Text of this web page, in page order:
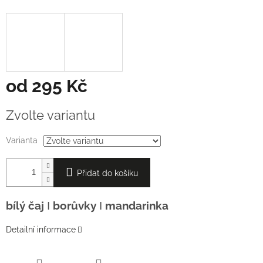
od 295 Kč
cena:
Zvolte variantu
Varianta
Přidat do košíku
bílý čaj Ι borůvky Ι mandarinka
Detailní informace